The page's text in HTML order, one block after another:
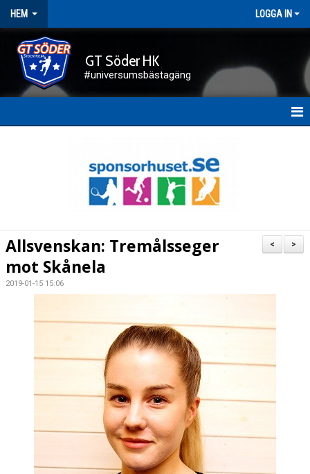
HEM LOGGA IN
GT Söder HK
#universumsbästagäng
KONTAKT
MATCHER
>
<
Allsvenskan: Tremålsseger
mot Skånela
2019-01-15 15:06